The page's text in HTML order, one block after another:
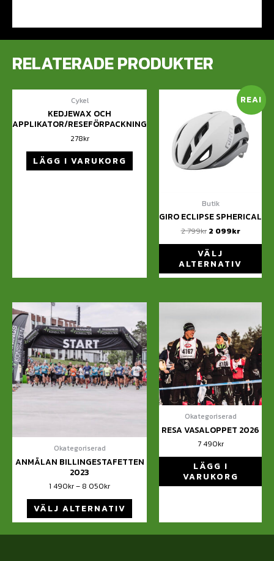
RELATERADE PRODUKTER
Cykel
KEDJEWAX OCH
APPLIKATOR/RESEFÖRPACKNING
278kr
LÄGG I VARUKORG
REA!
Butik
GIRO ECLIPSE SPHERICAL
2 799kr 2 099kr
VÄLJ
ALTERNATIV
Okategoriserad
ANMÄLAN BILLINGESTAFETTEN
2023
1 490kr– 8 050kr
VÄLJ ALTERNATIV
Okategoriserad
RESA VASALOPPET 2026
7 490kr
LÄGG I
VARUKORG